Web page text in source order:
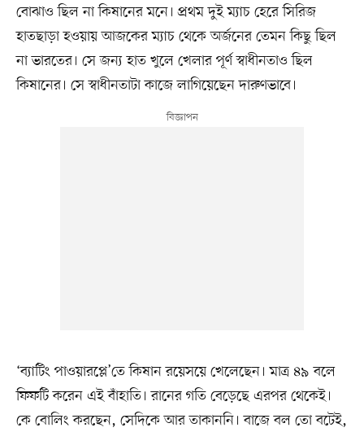
বোঝাও ছিল না কিষানের মনে। প্রথম দুই ম্যাচ হেরে সিরিজ
হাতছাড়া হওয়ায় আজকের ম্যাচ থেকে অর্জনের তেমন কিছু ছিল
না ভারতের। সে জন্য হাত খুলে খেলার পূর্ণ স্বাধীনতাও ছিল
কিষানের। সে স্বাধীনতাটা কাজে লাগিয়েছেন দারুণভাবে।
‘ব্যাটিং পাওয়ারপ্লে’তে কিষান রয়েসয়ে খেলেছেন। মাত্র ৪৯ বলে
ফিফটি করেন এই বাঁহাতি। রানের গতি বেড়েছে এরপর থেকেই।
কে বোলিং করছেন, সেদিকে আর তাকাননি। বাজে বল তো বটেই,